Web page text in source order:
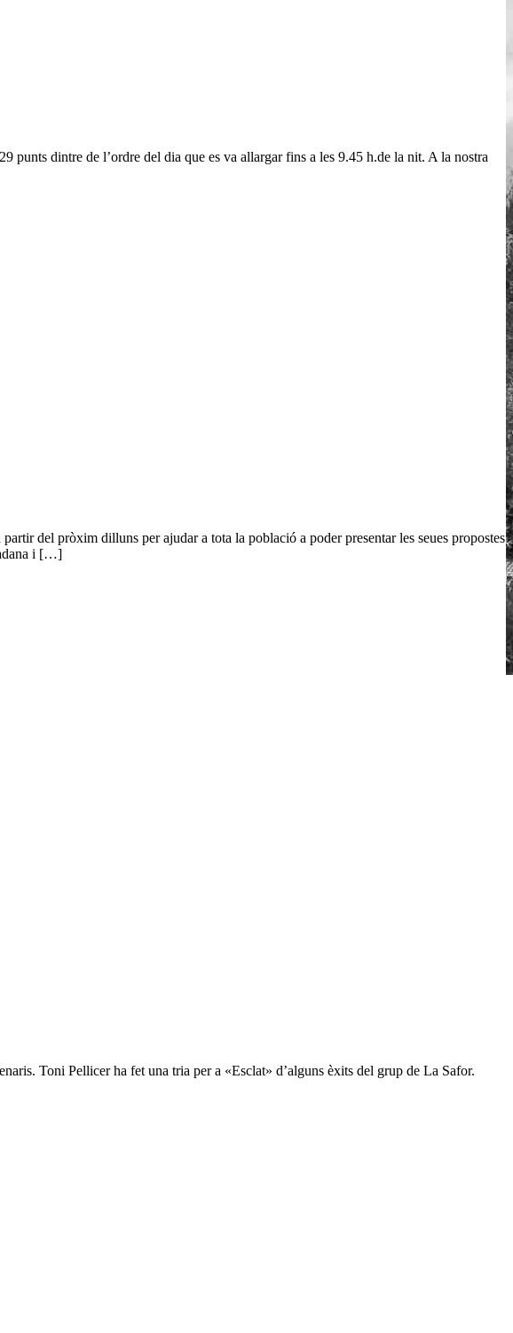
punts dintre de l’ordre del dia que es va allargar fins a les 9.45 h.de la nit. A la nostra
del pròxim dilluns per ajudar a tota la població a poder presentar les seues propostes
i […]
Toni Pellicer ha fet una tria per a «Esclat» d’alguns èxits del grup de La Safor.